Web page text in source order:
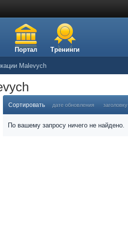
Портал Тренинги
Malevych
Сортировать дате обновления заголовку
По вашему запросу ничего не найдено.